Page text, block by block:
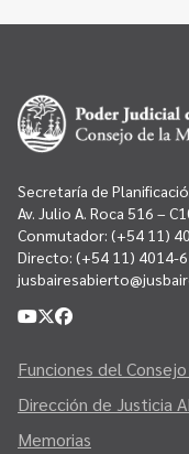
Secretaría de
Av. Julio A. Roca 516 –
Conmutador: (+54 11)
Directo: (+54 11) 4014-
Funciones del
Dirección de Justicia
Memorias